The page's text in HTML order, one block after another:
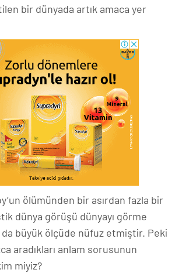
bir dünyada artık amaca yer
ölümünden bir asırdan fazla bir
dünya görüşü dünyayı görme
büyük ölçüde nüfuz etmiştir. Peki
aradıkları anlam sorusunun
miyiz?